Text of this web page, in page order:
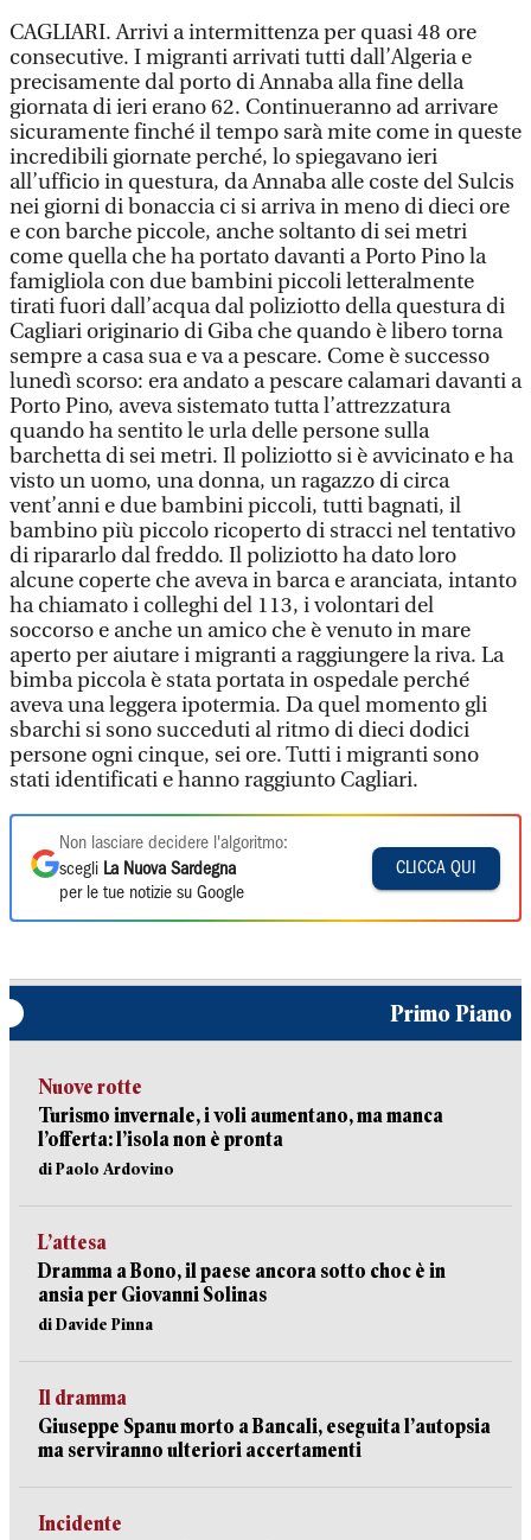
CAGLIARI. Arrivi a intermittenza per quasi 48 ore
consecutive. I migranti arrivati tutti dall’Algeria e
precisamente dal porto di Annaba alla fine della
giornata di ieri erano 62. Continueranno ad arrivare
sicuramente finché il tempo sarà mite come in queste
incredibili giornate perché, lo spiegavano ieri
all’ufficio in questura, da Annaba alle coste del Sulcis
nei giorni di bonaccia ci si arriva in meno di dieci ore
e con barche piccole, anche soltanto di sei metri
come quella che ha portato davanti a Porto Pino la
famigliola con due bambini piccoli letteralmente
tirati fuori dall’acqua dal poliziotto della questura di
Cagliari originario di Giba che quando è libero torna
sempre a casa sua e va a pescare. Come è successo
lunedì scorso: era andato a pescare calamari davanti a
Porto Pino, aveva sistemato tutta l’attrezzatura
quando ha sentito le urla delle persone sulla
barchetta di sei metri. Il poliziotto si è avvicinato e ha
visto un uomo, una donna, un ragazzo di circa
vent’anni e due bambini piccoli, tutti bagnati, il
bambino più piccolo ricoperto di stracci nel tentativo
di ripararlo dal freddo. Il poliziotto ha dato loro
alcune coperte che aveva in barca e aranciata, intanto
ha chiamato i colleghi del 113, i volontari del
soccorso e anche un amico che è venuto in mare
aperto per aiutare i migranti a raggiungere la riva. La
bimba piccola è stata portata in ospedale perché
aveva una leggera ipotermia. Da quel momento gli
sbarchi si sono succeduti al ritmo di dieci dodici
persone ogni cinque, sei ore. Tutti i migranti sono
stati identificati e hanno raggiunto Cagliari.
Non lasciare decidere l'algoritmo:
scegli La Nuova Sardegna
per le tue notizie su Google
CLICCA QUI
Primo Piano
Nuove rotte
Turismo invernale, i voli aumentano, ma manca
l’offerta: l’isola non è pronta
di Paolo Ardovino
L’attesa
Dramma a Bono, il paese ancora sotto choc è in
ansia per Giovanni Solinas
di Davide Pinna
Il dramma
Giuseppe Spanu morto a Bancali, eseguita l’autopsia
ma serviranno ulteriori accertamenti
Incidente